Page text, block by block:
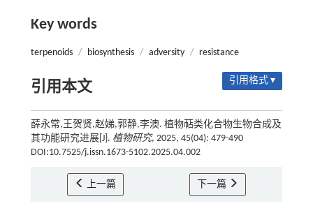
Key words
terpenoids / biosynthesis / adversity / resistance
引用本文 引用格式 ▾
薛永常,王贺贤,赵娣,郭静,李澳. 植物萜类化合物生物合成及
其功能研究进展[J]. 植物研究, 2025, 45(04): 479-490
DOI:10.7525/j.issn.1673-5102.2025.04.002
上一篇 下一篇